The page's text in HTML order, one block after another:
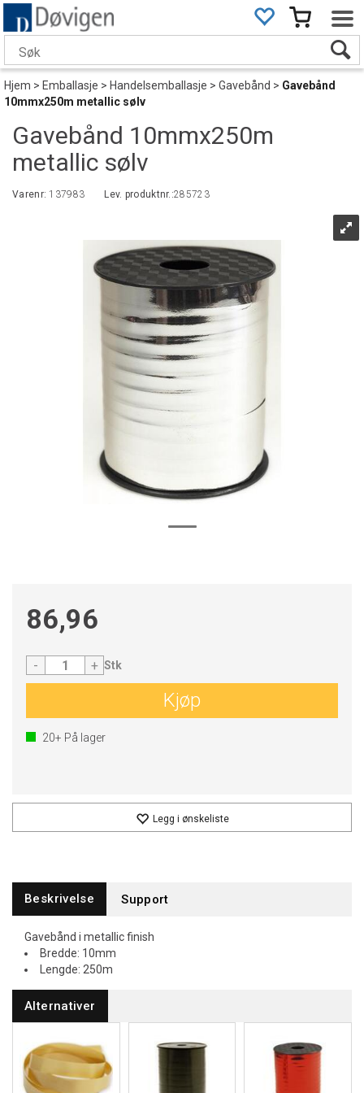
Hjem>Emballasje>Handelsemballasje>Gavebånd>Gavebånd
10mmx250m metallic sølv
Gavebånd 10mmx250m
metallic sølv
Varenr:137983 Lev. produktnr.:285723
86,96
- + Stk
Kjøp
20+ På lager
Legg i ønskeliste
Beskrivelse Support
Gavebånd i metallic finish
Bredde: 10mm
Lengde: 250m
Alternativer